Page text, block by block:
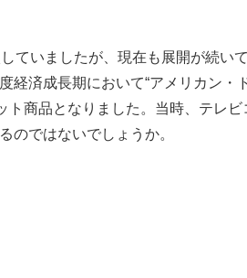
ていましたが、現在も展開が続い
経済成長期において“アメリカン・
商品となりました。当時、テレビ
のではないでしょうか。